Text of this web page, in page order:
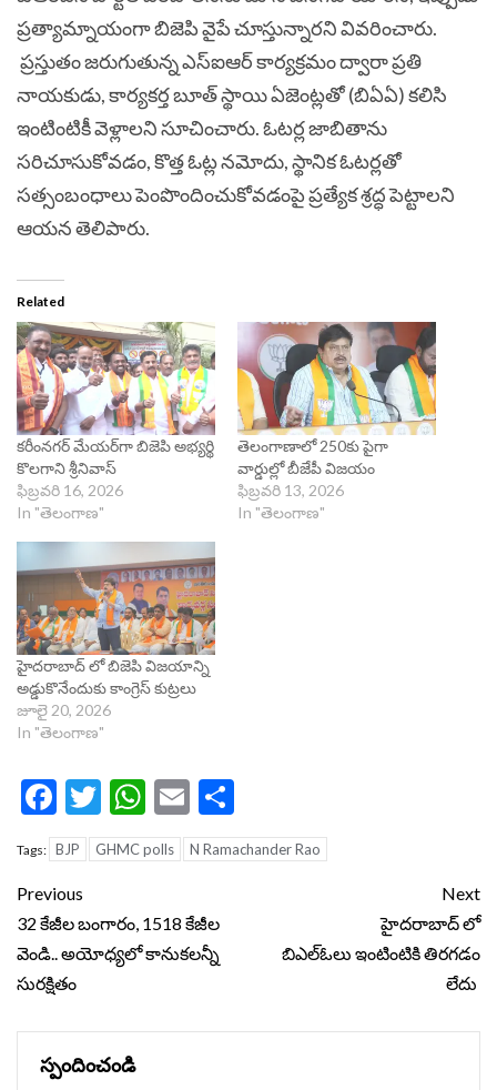
ప్రత్యామ్నాయంగా బిజెపి వైపే చూస్తున్నారని వివరించారు.
ప్రస్తుతం జరుగుతున్న ఎస్ఐఆర్ కార్యక్రమం ద్వారా ప్రతి
నాయకుడు, కార్యకర్త బూత్ స్థాయి ఏజెంట్లతో (బిఏఏ) కలిసి
ఇంటింటికీ వెళ్లాలని సూచించారు. ఓటర్ల జాబితాను
సరిచూసుకోవడం, కొత్త ఓట్ల నమోదు, స్థానిక ఓటర్లతో
సత్సంబంధాలు పెంపొందించుకోవడంపై ప్రత్యేక శ్రద్ధ పెట్టాలని
ఆయన తెలిపారు.
Related
కరీంనగర్ మేయర్‌గా బిజెపి అభ్యర్థి
కొలగాని శ్రీనివాస్
ఫిబ్రవరి 16, 2026
In "తెలంగాణ"
తెలంగాణాలో 250కు పైగా
వార్డుల్లో బీజేపీ విజయం
ఫిబ్రవరి 13, 2026
In "తెలంగాణ"
హైదరాబాద్ లో బిజెపి విజయాన్ని
అడ్డుకొనేందుకు కాంగ్రెస్ కుట్రలు
జూలై 20, 2026
In "తెలంగాణ"
Facebook
Twitter
WhatsApp
Email
Tags: BJP GHMC polls N Ramachander Rao
Continue
Reading
Previous
32 కేజీల బంగారం, 1518 కేజీల
వెండి.. అయోధ్యలో కానుక‌ల‌న్నీ
సుర‌క్షితం
Next
హైదరాబాద్ లో
బిఎల్ఓలు ఇంటింటికి తిరగడం
లేదు
స్పందించండి